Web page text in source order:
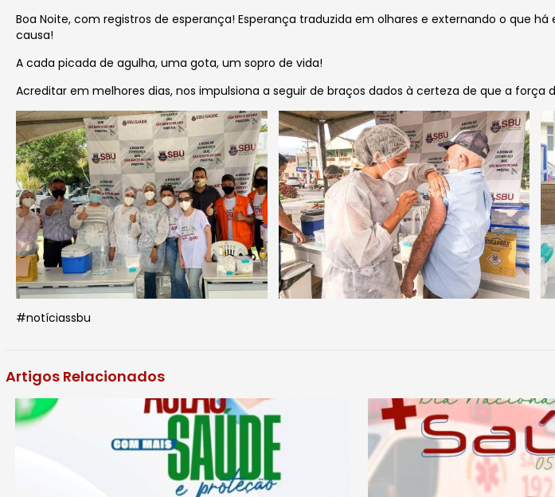
Boa Noite, com registros de esperança! Esperança traduzida em olhares e externando o que
causa!
A cada picada de agulha, uma gota, um sopro de vida!
Acreditar em melhores dias, nos impulsiona a seguir de braços dados à certeza de que a força
#notíciassbu
Artigos Relacionados